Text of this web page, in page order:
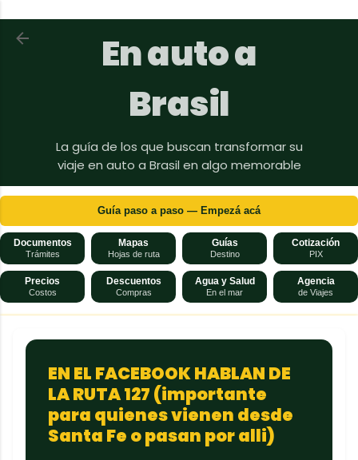
Ir al contenido principal
En auto a
Brasil
La guía de los que buscan transformar su
viaje en auto a Brasil en algo memorable
Guía paso a paso — Empezá acá
Documentos
Trámites
Mapas
Hojas de ruta
Guías
Destino
Cotización
PIX
Precios
Costos
Descuentos
Compras
Agua y Salud
En el mar
Agencia
de Viajes
EN EL FACEBOOK HABLAN DE
LA RUTA 127 (importante
para quienes vienen desde
Santa Fe o pasan por alli)